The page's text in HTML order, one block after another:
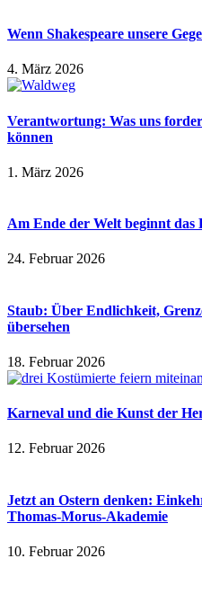
Wenn Shakespeare unsere
4. März 2026
Verantwortung: Was uns
können
1. März 2026
Am Ende der Welt beginnt das
24. Februar 2026
Staub: Über Endlichkeit,
übersehen
18. Februar 2026
Karneval und die Kunst der
12. Februar 2026
Jetzt an Ostern denken:
Thomas-Morus-Akademie
10. Februar 2026